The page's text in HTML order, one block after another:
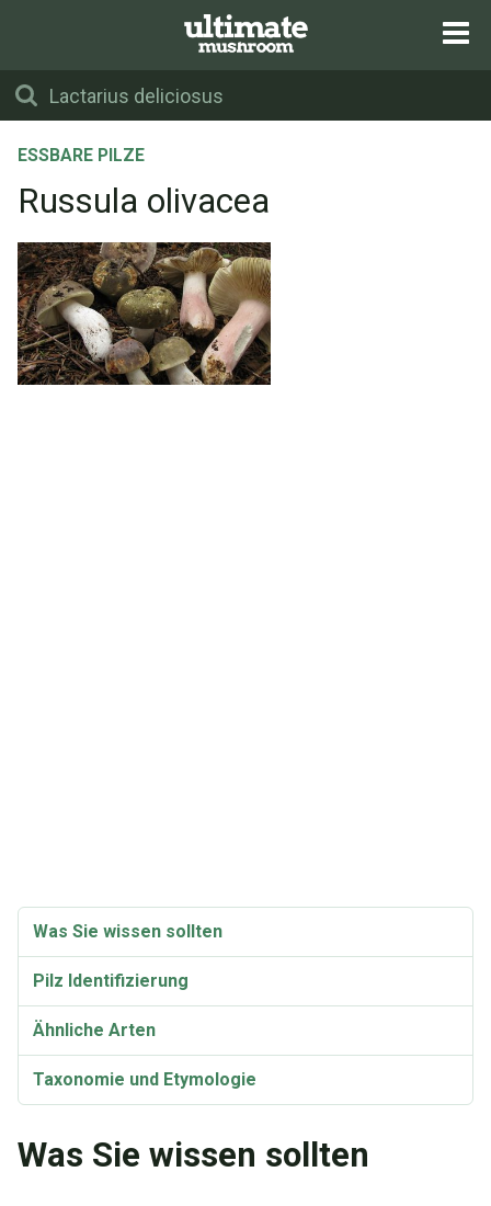
ESSBARE PILZE
Russula olivacea
Was Sie wissen sollten
Pilz Identifizierung
Ähnliche Arten
Taxonomie und Etymologie
Was Sie wissen sollten